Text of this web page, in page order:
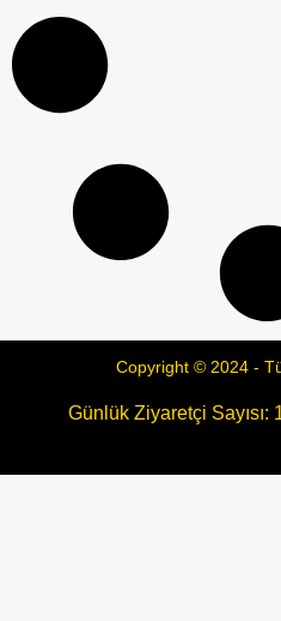
Copyright © 2024 -
Günlük Ziyaretçi Sayısı: